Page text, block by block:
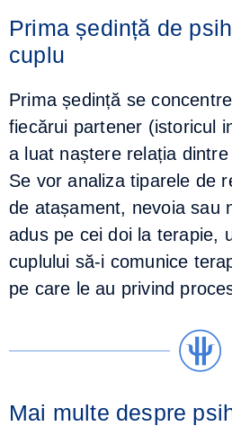
Prima ședință de
cuplu
Prima ședință se
fiecărui partener (istoricul
a luat naștere relația
Se vor analiza tiparele de
de atașament, nevoia sau
adus pe cei doi la terapie,
cuplului să-i comunice
pe care le au privind
Mai multe despre